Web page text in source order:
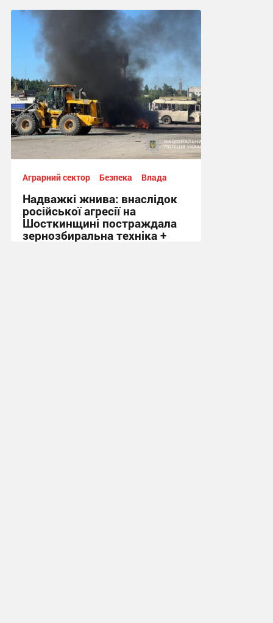
11:36, 28.07.2026
Аграрний сектор Безпека Влада
Надважкі жнива: внаслідок
російської агресії на
Шосткинщині постраждала
зернозбиральна техніка +